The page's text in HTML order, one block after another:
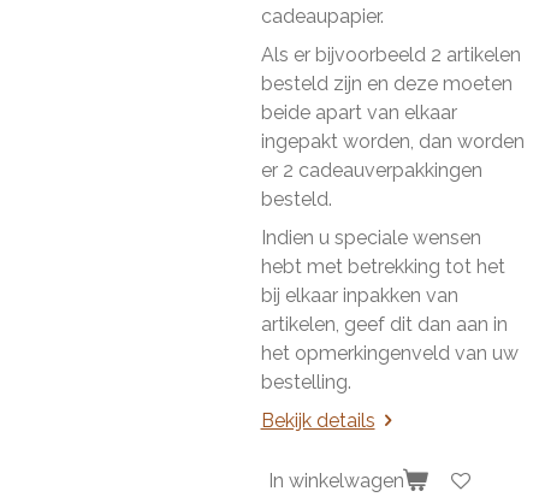
cadeaupapier.
Als er bijvoorbeeld 2 artikelen
besteld zijn en deze moeten
beide apart van elkaar
ingepakt worden, dan worden
er 2 cadeauverpakkingen
besteld.
Indien u speciale wensen
hebt met betrekking tot het
bij elkaar inpakken van
artikelen, geef dit dan aan in
het opmerkingenveld van uw
bestelling.
Bekijk details
In winkelwagen